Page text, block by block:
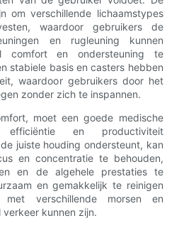
om verschillende lichaamstypes
waardoor gebruikers de
en rugleuning kunnen
comfort en ondersteuning te
stabiele basis en casters hebben
waardoor gebruikers door het
zonder zich te inspannen.
moet een goede medische
efficiëntie en productiviteit
juiste houding ondersteunt, kan
en concentratie te behouden,
en de algehele prestaties te
en gemakkelijk te reinigen
verschillende morsen en
kunnen zijn.